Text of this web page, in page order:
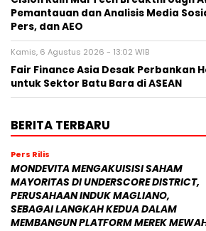
Pemantauan dan Analisis Media
Pers, dan AEO
Kamis, 6 Agustus 2026 - 13:02 WIB
Fair Finance Asia Desak Perbankan
untuk Sektor Batu Bara di ASEAN
BERITA TERBARU
Pers Rilis
MONDEVITA MENGAKUISISI SAHAM
MAYORITAS DI UNDERSCORE DISTRICT,
PERUSAHAAN INDUK MAGLIANO,
SEBAGAI LANGKAH KEDUA DALAM
MEMBANGUN PLATFORM MEREK